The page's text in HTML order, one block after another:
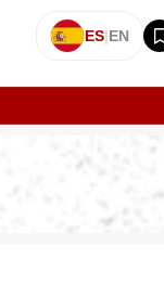
ES|EN